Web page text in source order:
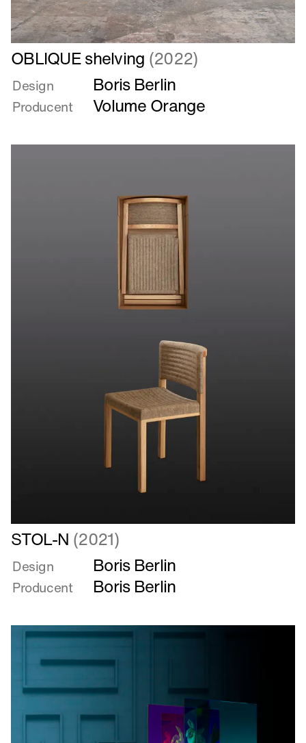
Læs
mere
om
OBLIQUE
shelving
OBLIQUE shelving (2022)
Design Boris Berlin
Producent Volume Orange
Læs
mere
om
STOL-
N
STOL-N (2021)
Design Boris Berlin
Producent Boris Berlin